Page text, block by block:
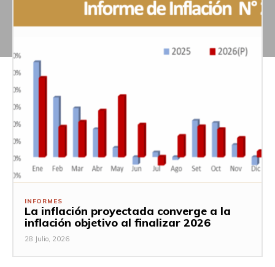
INFORMES
La inflación proyectada converge a la
inflación objetivo al finalizar 2026
28 Julio, 2026